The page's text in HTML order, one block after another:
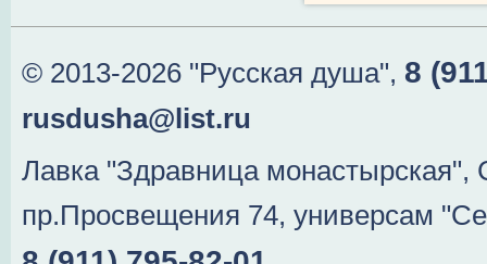
© 2013-2026 "Русская душа", 8
rusdusha@list.ru
Лавка "Здравница монастырская",
пр.Просвещения 74, универсам